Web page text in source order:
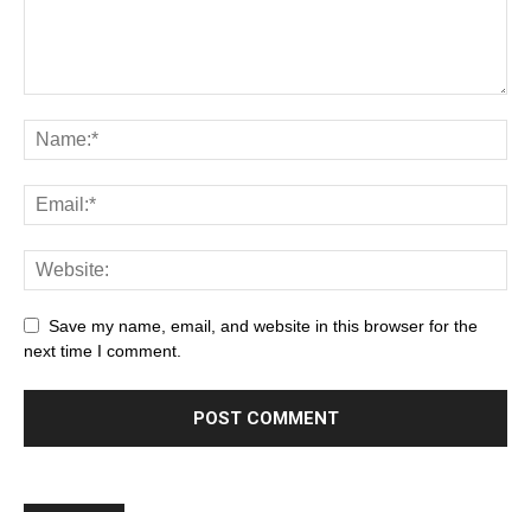
Save my name, email, and website in this browser for the
next time I comment.